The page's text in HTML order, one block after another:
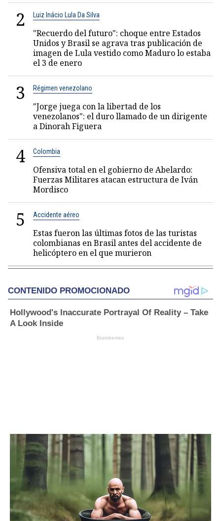
2 Luiz Inácio Lula Da Silva
"Recuerdo del futuro": choque entre Estados
Unidos y Brasil se agrava tras publicación de
imagen de Lula vestido como Maduro lo estaba
el 3 de enero
3 Régimen venezolano
"Jorge juega con la libertad de los
venezolanos": el duro llamado de un dirigente
a Dinorah Figuera
4 Colombia
Ofensiva total en el gobierno de Abelardo:
Fuerzas Militares atacan estructura de Iván
Mordisco
5 Accidente aéreo
Estas fueron las últimas fotos de las turistas
colombianas en Brasil antes del accidente de
helicóptero en el que murieron